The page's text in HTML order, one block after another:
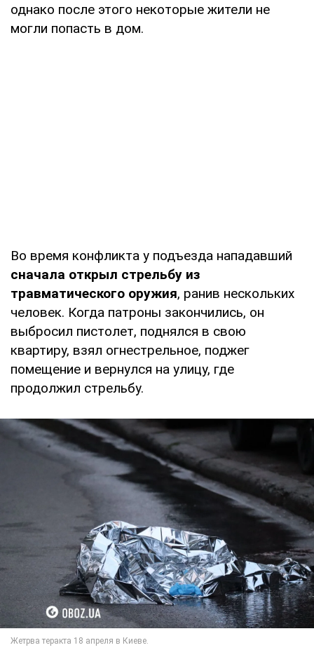
однако после этого некоторые жители не
могли попасть в дом.
Во время конфликта у подъезда нападавший
сначала открыл стрельбу из
травматического оружия, ранив нескольких
человек. Когда патроны закончились, он
выбросил пистолет, поднялся в свою
квартиру, взял огнестрельное, поджег
помещение и вернулся на улицу, где
продолжил стрельбу.